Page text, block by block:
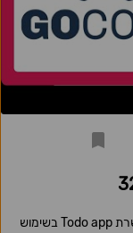
Express.JS Full REST API Server - שרת Todo app בשימוש